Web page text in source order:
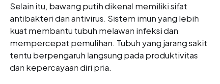
Selain itu, bawang putih dikenal memiliki sifat
antibakteri dan antivirus. Sistem imun yang lebih
kuat membantu tubuh melawan infeksi dan
mempercepat pemulihan. Tubuh yang jarang sakit
tentu berpengaruh langsung pada produktivitas
dan kepercayaan diri pria.